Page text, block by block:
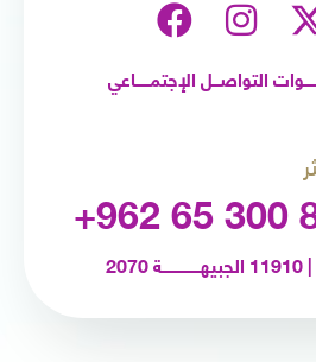
التواصـــل الإجتمــــــاعي
+962 65 300